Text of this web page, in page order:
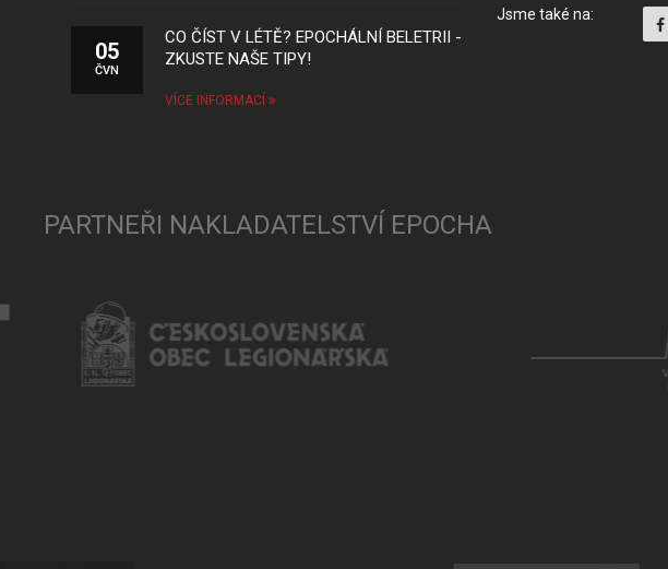
05
ČVN
CO ČÍST V LÉTĚ? EPOCHÁLNÍ BELETRII -
ZKUSTE NAŠE TIPY!
VÍCE INFORMACÍ
Jsme také na:
PARTNEŘI NAKLADATELSTVÍ EPOCHA